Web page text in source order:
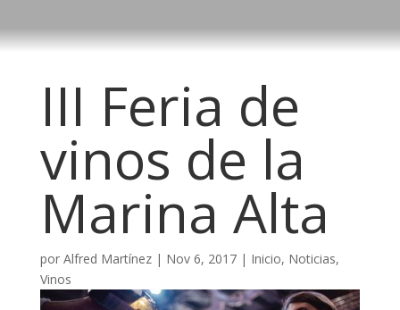
III Feria de
vinos de la
Marina Alta
por Alfred Martínez| Nov 6, 2017| Inicio, Noticias,
Vinos